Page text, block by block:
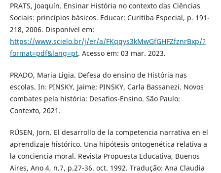
PRATS, Joaquín. Ensinar História no contexto das Ciências
Sociais: princípios básicos. Educar: Curitiba Especial, p. 191-
218, 2006. Disponível em:
https://www.scielo.br/j/er/a/FKqqys3kMwGfGHFZfznrBxp/?
format=pdf&lang=pt. Acesso em: 03 mar. 2023.
PRADO, Maria Ligia. Defesa do ensino de História nas
escolas. In: PINSKY, Jaime; PINSKY, Carla Bassanezi. Novos
combates pela história: Desafios-Ensino. São Paulo:
Contexto, 2021.
RÜSEN, Jorn. El desarrollo de la competencia narrativa en el
aprendizaje histórico. Una hipótesis ontogenética relativa a
la conciencia moral. Revista Propuesta Educativa, Buenos
Aires, Ano 4, n.7, p.27-36. oct. 1992. Tradução: Ana Claudia